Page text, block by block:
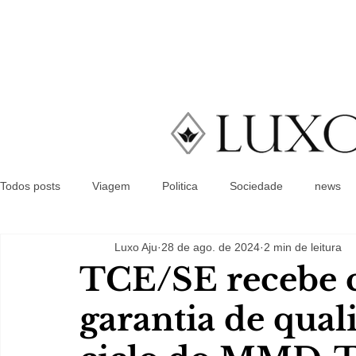
Todos posts Viagem Politica Sociedade news
TCE/SE recebe
garantia de
Luxo Aju 28 de ago. de 2024 2 min de leitura